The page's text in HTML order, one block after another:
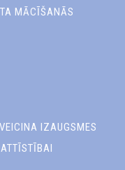
MĀCĪŠANĀS
IZAUGSMES